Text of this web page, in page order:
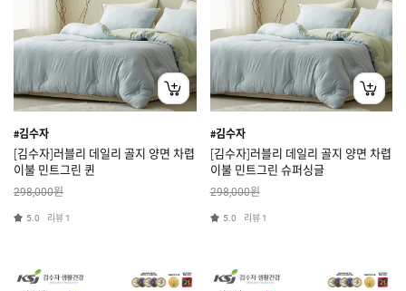
#김수자
[김수자]러블리 데일리 골지 양면 차렵
이불 민트그린 퀸
298,000원
5.0 리뷰 1
#김수자
[김수자]러블리 데일리 골지 양면 차렵
이불 민트그린 슈퍼싱글
298,000원
5.0 리뷰 1